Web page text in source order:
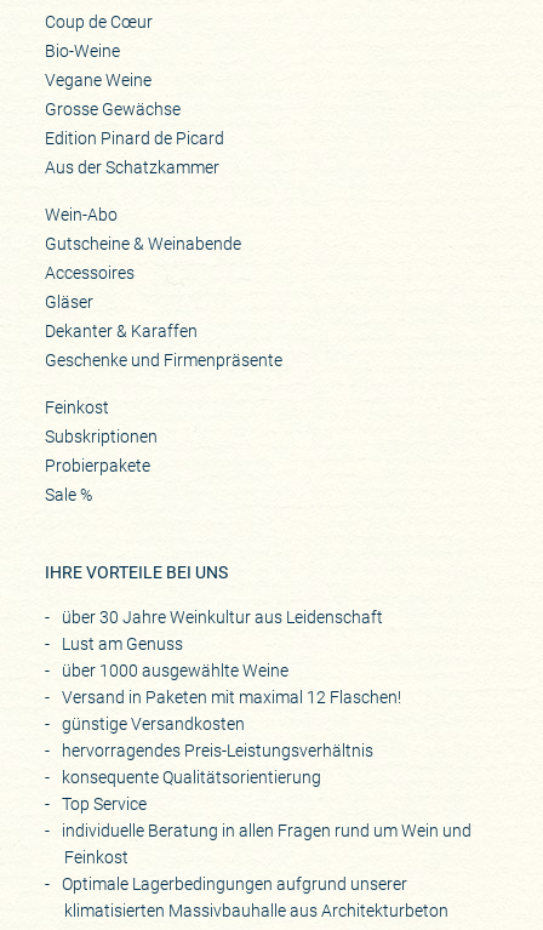
Coup de Cœur
Bio-Weine
Vegane Weine
Grosse Gewächse
Edition Pinard de Picard
Aus der Schatzkammer
Wein-Abo
Gutscheine & Weinabende
Accessoires
Gläser
Dekanter & Karaffen
Geschenke und Firmenpräsente
Feinkost
Subskriptionen
Probierpakete
Sale %
IHRE VORTEILE BEI UNS
über 30 Jahre Weinkultur aus Leidenschaft
Lust am Genuss
über 1000 ausgewählte Weine
Versand in Paketen mit maximal 12 Flaschen!
günstige Versandkosten
hervorragendes Preis-Leistungsverhältnis
konsequente Qualitätsorientierung
Top Service
individuelle Beratung in allen Fragen rund um Wein und
Feinkost
Optimale Lagerbedingungen aufgrund unserer
klimatisierten Massivbauhalle aus Architekturbeton